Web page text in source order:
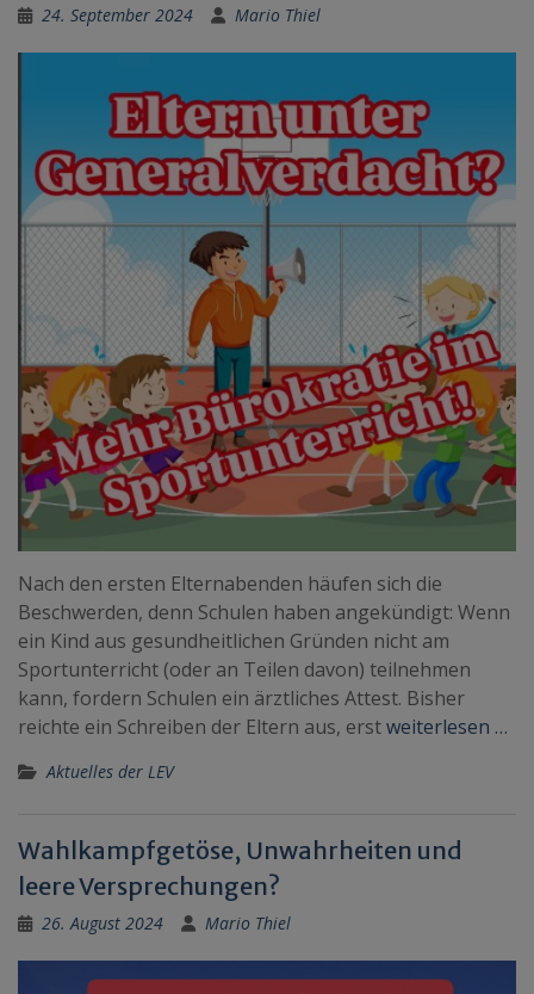
24. September 2024 Mario Thiel
Nach den ersten Elternabenden häufen sich die
Beschwerden, denn Schulen haben angekündigt: Wenn
ein Kind aus gesundheitlichen Gründen nicht am
Sportunterricht (oder an Teilen davon) teilnehmen
kann, fordern Schulen ein ärztliches Attest. Bisher
reichte ein Schreiben der Eltern aus, erstweiterlesen …
Aktuelles der LEV
Wahlkampfgetöse, Unwahrheiten und
leere Versprechungen?
26. August 2024 Mario Thiel